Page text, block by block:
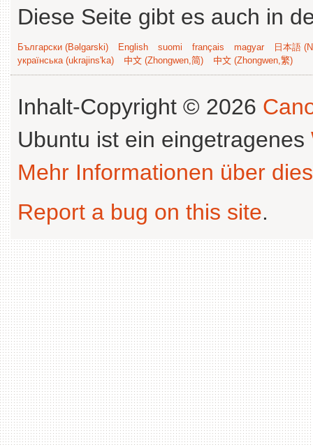
Diese Seite gibt es auch in
Български (Bəlgarski) English suomi français magyar
日本語
українська (ukrajins'ka)
中文 (Zhongwen,简) 中文 (Zhongwen,繁)
Inhalt-Copyright © 2026
Ubuntu ist ein eingetragenes
Mehr Informationen über
Report a bug on this site.